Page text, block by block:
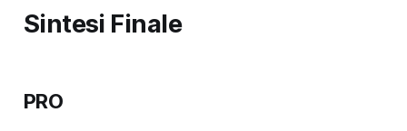
Sintesi Finale
PRO